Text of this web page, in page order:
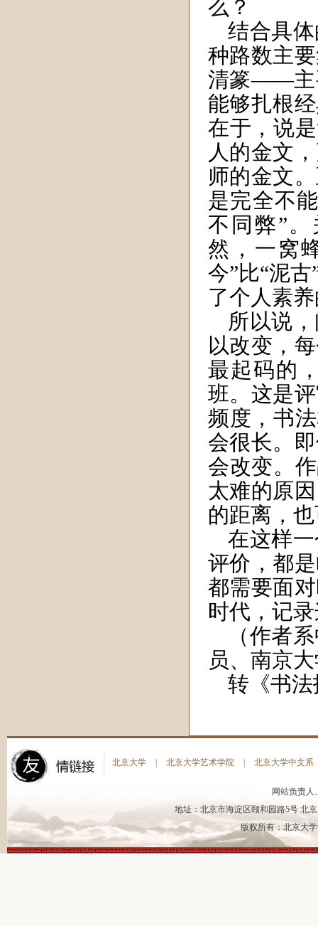
么？
结合具
种路数主
清篆——主
能够扎根
在于，说
人的金文
师的金文
是完全不
不同弊”
然，一窝
今”比“泥
了个人素
所以说
以改变，
最起码的
班。这是
频度，书
会很长。
会改变。
太难的原
的距离，
在这样
评价，都
都需要面
时代，记
（作者
员、南京
转《书法
北京大学 北京大学艺术学院 北京大学中文系
网站负责
地址：北京市海淀区颐和园路5号 北
版权所有：北京大